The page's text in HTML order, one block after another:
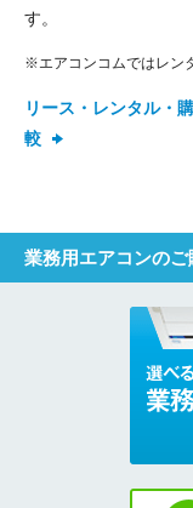
す。
※エアコンコムではレン
リース・レンタル・
較
業務用エアコンの